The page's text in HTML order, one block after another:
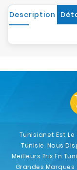
Description
Tunisianet Est Le
Tunisie. Nous
Meilleurs Prix En
Grandes